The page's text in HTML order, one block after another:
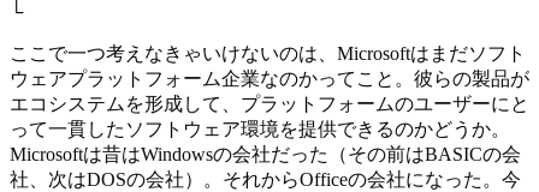
└
ここで一つ考えなきゃいけないのは、Microsoftはまだソフト
ウェアプラットフォーム企業なのかってこと。彼らの製品が
エコシステムを形成して、プラットフォームのユーザーにと
って一貫したソフトウェア環境を提供できるのかどうか。
Microsoftは昔はWindowsの会社だった（その前はBASICの会
社、次はDOSの会社）。それからOfficeの会社になった。今